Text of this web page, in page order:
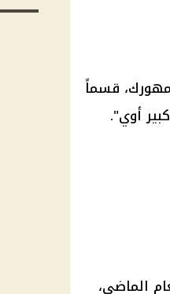
قسماً
أوي".
الماضي،